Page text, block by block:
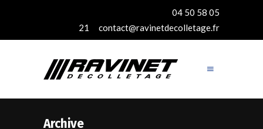
04 50 58 05
21
contact@ravinetdecolletage.fr
Archive